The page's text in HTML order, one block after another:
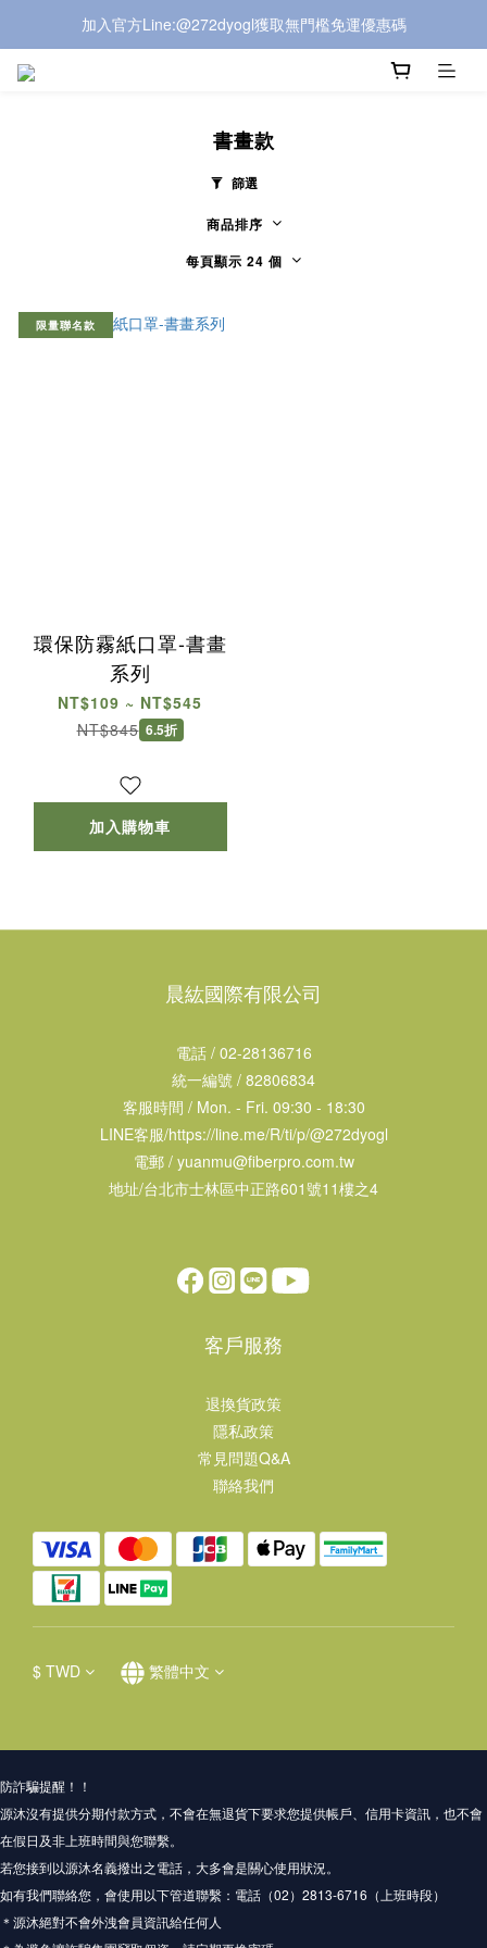
加入官方Line:@272dyogl獲取無門檻免運優惠碼
加入官方Line:@272dyogl獲取無門檻免運優惠碼
書畫款
篩選
商品排序
每頁顯示 24 個
限量聯名款
環保防霧紙口罩-書畫
系列
NT$109 ~ NT$545
NT$845 6.5折
加入購物車
晨紘國際有限公司
電話 / 02-28136716
統一編號 / 82806834
客服時間 / Mon. - Fri. 09:30 - 18:30
LINE客服/https://line.me/R/ti/p/@272dyogl
電郵 / yuanmu@fiberpro.com.tw
地址/台北市士林區中正路601號11樓之4
客戶服務
退換貨政策
隱私政策
常見問題Q&A
聯絡我們
$ TWD 繁體中文
防詐騙提醒！！
源沐沒有提供分期付款方式，不會在無退貨下要求您提供帳戶、信用卡資訊，也不會
在假日及非上班時間與您聯繫。
若您接到以源沐名義撥出之電話，大多會是關心使用狀況。
如有我們聯絡您，會使用以下管道聯繫：電話（02）2813-6716（上班時段）
＊源沐絕對不會外洩會員資訊給任何人